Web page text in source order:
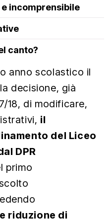
incomprensibile
canto?
anno scolastico il
decisione, già
18, di modificare,
il
del Liceo
DPR
primo
riduzione di